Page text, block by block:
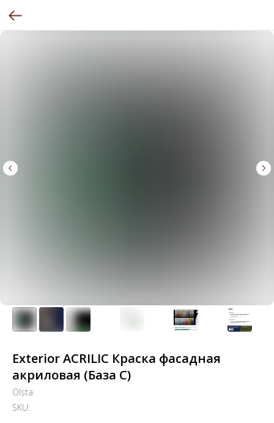
Exterior ACRILIC Краска фасадная
акриловая (База С)
Olsta
SKU: